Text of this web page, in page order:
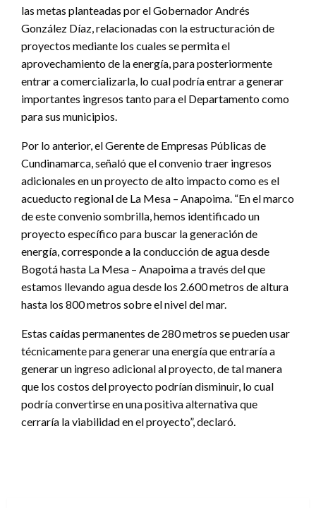
las metas planteadas por el Gobernador Andrés
González Díaz, relacionadas con la estructuración de
proyectos mediante los cuales se permita el
aprovechamiento de la energía, para posteriormente
entrar a comercializarla, lo cual podría entrar a generar
importantes ingresos tanto para el Departamento como
para sus municipios.
Por lo anterior, el Gerente de Empresas Públicas de
Cundinamarca, señaló que el convenio traer ingresos
adicionales en un proyecto de alto impacto como es el
acueducto regional de La Mesa – Anapoima. “En el marco
de este convenio sombrilla, hemos identificado un
proyecto específico para buscar la generación de
energía, corresponde a la conducción de agua desde
Bogotá hasta La Mesa – Anapoima a través del que
estamos llevando agua desde los 2.600 metros de altura
hasta los 800 metros sobre el nivel del mar.
Estas caídas permanentes de 280 metros se pueden usar
técnicamente para generar una energía que entraría a
generar un ingreso adicional al proyecto, de tal manera
que los costos del proyecto podrían disminuir, lo cual
podría convertirse en una positiva alternativa que
cerraría la viabilidad en el proyecto”, declaró.